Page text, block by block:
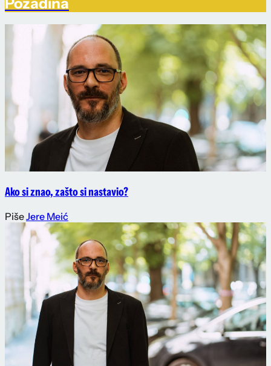
Ako si znao, zašto si nastavio?
PišeJere Meić